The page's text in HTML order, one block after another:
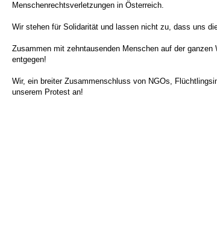
Menschenrechtsverletzungen in Österreich.
Wir stehen für Solidarität und lassen nicht zu, dass uns
Zusammen mit zehntausenden Menschen auf der
entgegen!
Wir, ein breiter Zusammenschluss von NGOs,
unserem Protest an!